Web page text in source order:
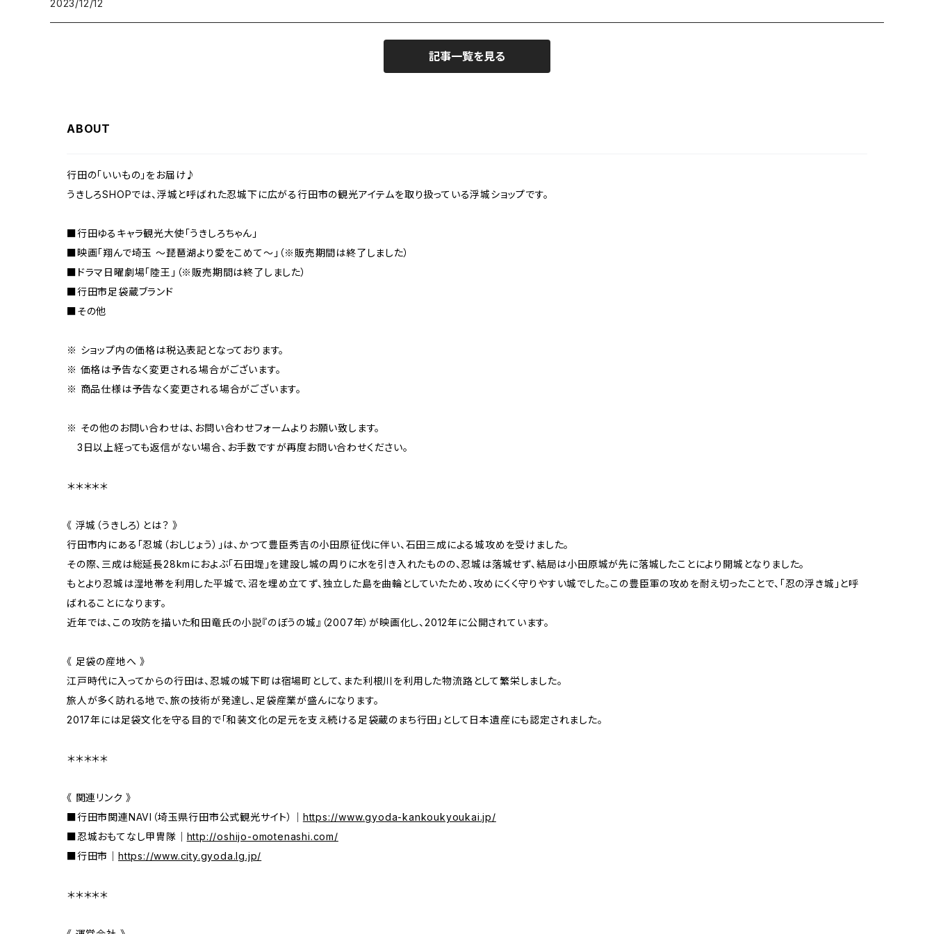
2023/12/12
記事一覧を見る
ABOUT
行田の「いいもの」をお届け♪
うきしろSHOPでは、浮城と呼ばれた忍城下に広がる行田市の観光アイテムを取り扱っている浮城ショップです。
■行田ゆるキャラ観光大使「うきしろちゃん」
■映画「翔んで埼玉 〜琵琶湖より愛をこめて〜」（※販売期間は終了しました）
■ドラマ日曜劇場「陸王」（※販売期間は終了しました）
■行田市足袋蔵ブランド
■その他
※ ショップ内の価格は税込表記となっております。
※ 価格は予告なく変更される場合がございます。
※ 商品仕様は予告なく変更される場合がございます。
※ その他のお問い合わせは、お問い合わせフォームよりお願い致します。
3日以上経っても返信がない場合、お手数ですが再度お問い合わせください。
＊＊＊＊＊
《 浮城（うきしろ）とは？ 》
行田市内にある「忍城（おしじょう）」は、かつて豊臣秀吉の小田原征伐に伴い、石田三成による城攻めを受けました。
その際、三成は総延長28kmにおよぶ「石田堤」を建設し城の周りに水を引き入れたものの、忍城は落城せず、結局は小田原城が先に落城したことにより開城となりました。
もとより忍城は湿地帯を利用した平城で、沼を埋め立てず、独立した島を曲輪としていたため、攻めにくく守りやすい城でした。この豊臣軍の攻めを耐え切ったことで、「忍の浮き城」と呼
ばれることになります。
近年では、この攻防を描いた和田竜氏の小説『のぼうの城』（2007年）が映画化し、2012年に公開されています。
《 足袋の産地へ 》
江戸時代に入ってからの行田は、忍城の城下町は宿場町として、また利根川を利用した物流路として繁栄しました。
旅人が多く訪れる地で、旅の技術が発達し、足袋産業が盛んになります。
2017年には足袋文化を守る目的で「和装文化の足元を支え続ける足袋蔵のまち行田」として日本遺産にも認定されました。
＊＊＊＊＊
《 関連リンク 》
■行田市関連NAVI（埼玉県行田市公式観光サイト）｜ https://www.gyoda-kankoukyoukai.jp/
■忍城おもてなし甲冑隊｜ http://oshijo-omotenashi.com/
■行田市｜ https://www.city.gyoda.lg.jp/
＊＊＊＊＊